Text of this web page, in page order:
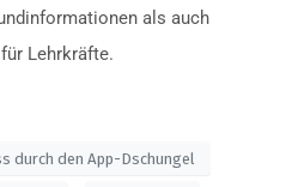
als auch
Lehrkräfte.
durch den App-Dschungel